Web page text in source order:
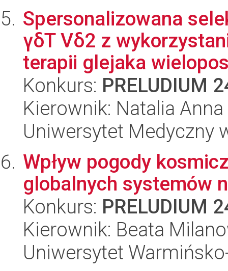
Spersonalizowana
γδT Vδ2 z
terapii glejaka
Konkurs: PRELUDIUM
Kierownik: Natalia
Uniwersytet Medyczny
Wpływ pogody
globalnych systemów
Konkurs: PRELUDIUM
Kierownik: Beata
Uniwersytet